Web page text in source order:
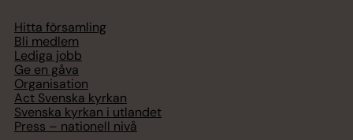
Hitta församling
Bli medlem
Lediga jobb
Ge en gåva
Organisation
Act Svenska kyrkan
Svenska kyrkan i utlandet
Press – nationell nivå